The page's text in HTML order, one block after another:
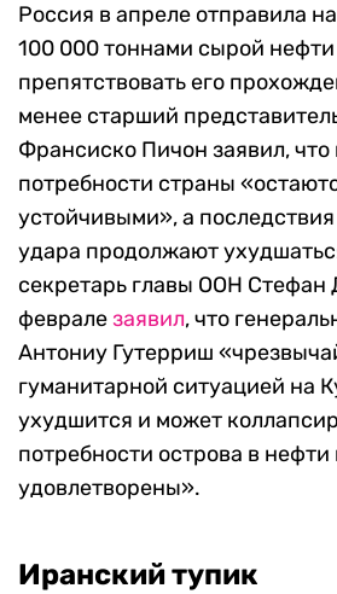
Россия в апреле отправила
100 000 тоннами сырой
препятствовать его
менее старший
Франсиско Пичон заявил,
потребности страны
устойчивыми», а
удара продолжают
секретарь главы ООН
февралезаявил, что
Антониу Гутерриш
гуманитарной ситуацией на
ухудшится и может
потребности острова в нефти
удовлетворены».
Иранский тупик